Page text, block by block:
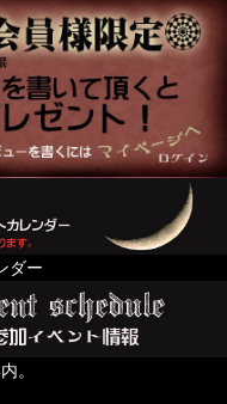
ダー
。